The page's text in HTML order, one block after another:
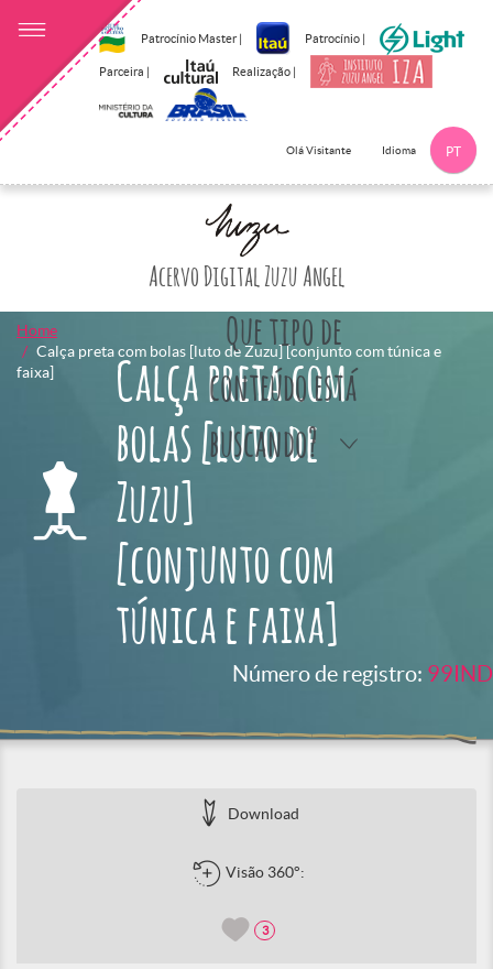
Patrocínio Master | Patrocínio |
Parceira | Realização |
Olá Visitante Idioma PT
Acervo Digital Zuzu Angel
Que tipo de
conteúdo está
buscando?
Home
Calça preta com bolas [luto de Zuzu] [conjunto com túnica e
faixa]
Calça preta com
bolas [luto de
Zuzu]
[conjunto com
túnica e faixa]
Número de registro: 99IND
Download
Visão 360°:
3